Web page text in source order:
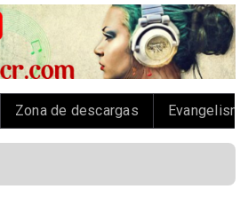
Zona de descargas Evangelismo